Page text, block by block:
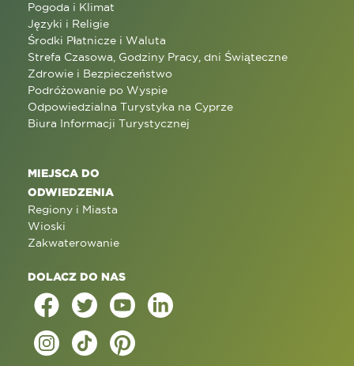
Pogoda i Klimat
Języki i Religie
Środki Płatnicze i Waluta
Strefa Czasowa, Godziny Pracy, dni Świąteczne
Zdrowie i Bezpieczeństwo
Podróżowanie po Wyspie
Odpowiedzialna Turystyka na Cyprze
Biura Informacji Turystycznej
MIEJSCA DO
ODWIEDZENIA
Regiony i Miasta
Wioski
Zakwaterowanie
DOLACZ DO NAS